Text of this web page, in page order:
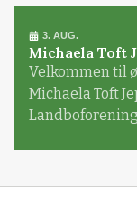
3. AUG.
Michaela Toft
Velkommen til
Michaela Toft
Landboforening